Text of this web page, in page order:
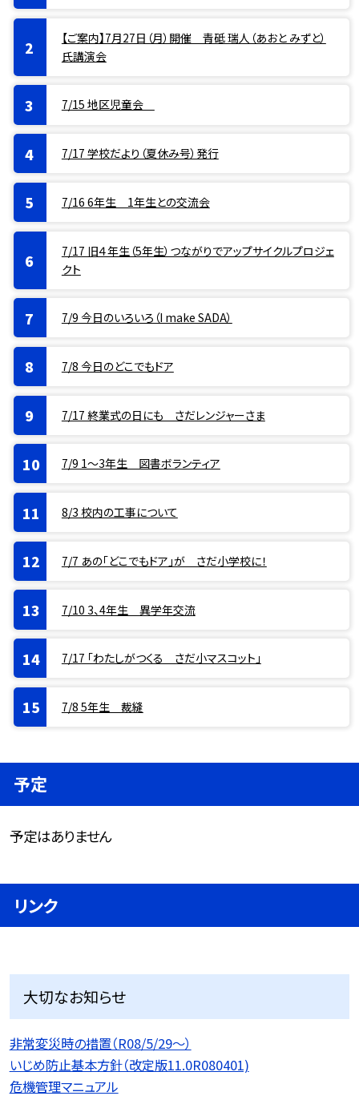
【ご案内】7月27日（月）開催 青砥 瑞人（あおと みずと）
氏講演会
7/15 地区児童会
7/17 学校だより（夏休み号）発行
7/16 6年生 1年生との交流会
7/17 旧４年生（5年生）つながりでアップサイクルプロジェ
クト
7/9 今日のいろいろ（I make SADA）
7/8 今日のどこでもドア
7/17 終業式の日にも さだレンジャーさま
7/9 1〜3年生 図書ボランティア
8/3 校内の工事について
7/7 あの「どこでもドア」が さだ小学校に！
7/10 3、4年生 異学年交流
7/17 「わたしがつくる さだ小マスコット」
7/8 5年生 裁縫
予定
予定はありません
リンク
大切なお知らせ
非常変災時の措置（R08/5/29〜）
いじめ防止基本方針（改定版11.0R080401)
危機管理マニュアル